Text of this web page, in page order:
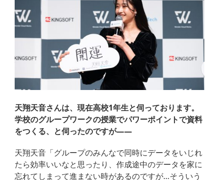
天翔天音さんは、現在高校1年生と伺っております。
学校のグループワークの授業でパワーポイントで資料
をつくる、と伺ったのですが——
天翔天音「グループのみんなで同時にデータをいじれ
たら効率いいなと思ったり、作成途中のデータを家に
忘れてしまって進まない時があるのですが…そういう